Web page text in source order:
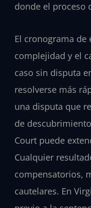
donde el proceso
El cronograma de
complejidad y el
caso sin disputa
resolverse más
una disputa que
de
Court puede
Cualquier
compensatorios,
cautelares. En